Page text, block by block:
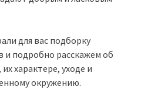
для вас подборку
подробно расскажем об
характере, уходе и
окружению.